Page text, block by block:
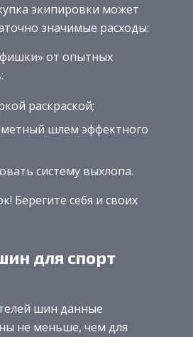
экипировки может
значимые расходы:
от опытных
раскраской;
шлем эффектного
систему выхлопа.
Берегите себя и своих
для спорт
шин данные
не меньше, чем для